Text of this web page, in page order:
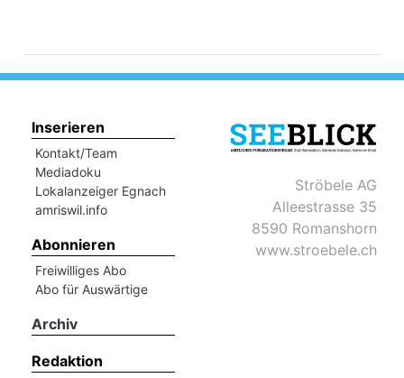
Inserieren
Kontakt/Team
Mediadoku
Lokalanzeiger Egnach
amriswil.info
Abonnieren
Freiwilliges Abo
Abo für Auswärtige
Archiv
Redaktion
Ströbele AG
Alleestrasse 35
8590 Romanshorn
www.stroebele.ch